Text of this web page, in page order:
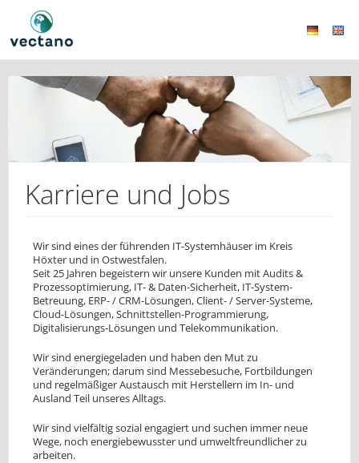
Karriere und Jobs
Wir sind eines der führenden IT-Systemhäuser im Kreis
Höxter und in Ostwestfalen.
Seit 25 Jahren begeistern wir unsere Kunden mit Audits &
Prozessoptimierung, IT- & Daten-Sicherheit, IT-System-
Betreuung, ERP- / CRM-Lösungen, Client- / Server-Systeme,
Cloud-Lösungen, Schnittstellen-Programmierung,
Digitalisierungs-Lösungen und Telekommunikation.
Wir sind energiegeladen und haben den Mut zu
Veränderungen; darum sind Messebesuche, Fortbildungen
und regelmäßiger Austausch mit Herstellern im In- und
Ausland Teil unseres Alltags.
Wir sind vielfältig sozial engagiert und suchen immer neue
Wege, noch energiebewusster und umweltfreundlicher zu
arbeiten.